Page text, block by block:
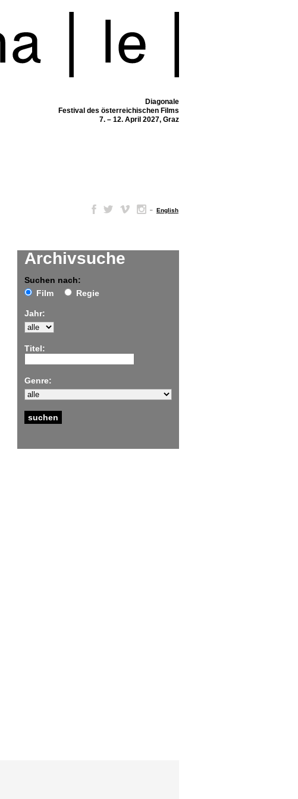
Diagonale
Festival des österreichischen Films
7. – 12. April 2027, Graz
– English
Archivsuche
Suchen nach:
Film
Regie
Jahr:
Titel:
Genre: